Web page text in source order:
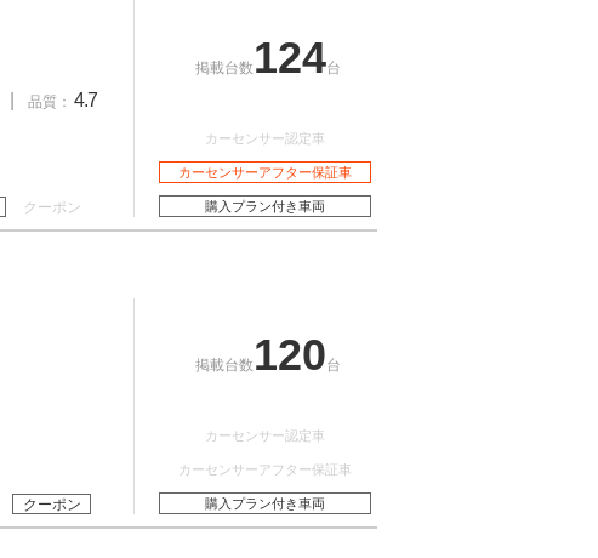
品質： 4.7
クーポン
掲載台数 124台
カーセンサー認定車
カーセンサーアフター保証車
購入プラン付き車両
クーポン
掲載台数 120台
カーセンサー認定車
カーセンサーアフター保証車
購入プラン付き車両